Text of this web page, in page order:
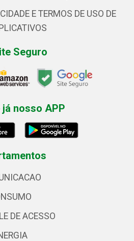
E TERMOS DE USO DE
Seguro
já nosso APP
DE ACESSO